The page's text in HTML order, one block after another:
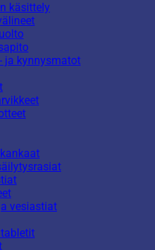
käsittely
ja kynnysmatot
vesiastiat